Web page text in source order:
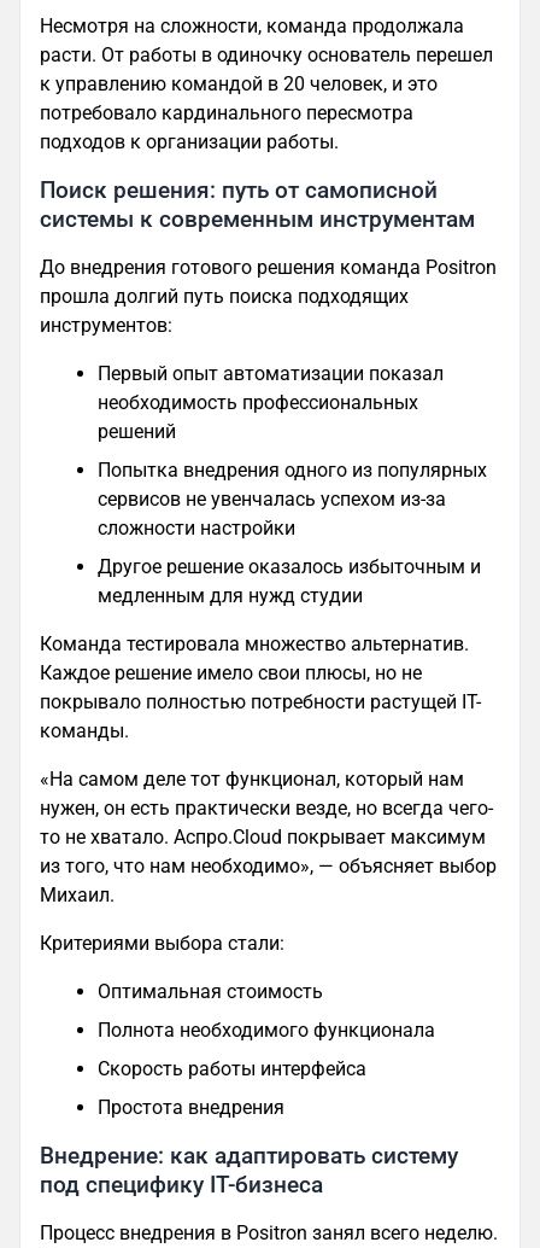
Несмотря на сложности, команда продолжала
расти. От работы в одиночку основатель перешел
к управлению командой в 20 человек, и это
потребовало кардинального пересмотра
подходов к организации работы.
Поиск решения: путь от самописной
системы к современным инструментам
До внедрения готового решения команда Positron
прошла долгий путь поиска подходящих
инструментов:
Первый опыт автоматизации показал
необходимость профессиональных
решений
Попытка внедрения одного из популярных
сервисов не увенчалась успехом из-за
сложности настройки
Другое решение оказалось избыточным и
медленным для нужд студии
Команда тестировала множество альтернатив.
Каждое решение имело свои плюсы, но не
покрывало полностью потребности растущей IT-
команды.
«На самом деле тот функционал, который нам
нужен, он есть практически везде, но всегда чего-
то не хватало. Аспро.Cloud покрывает максимум
из того, что нам необходимо», — объясняет выбор
Михаил.
Критериями выбора стали:
Оптимальная стоимость
Полнота необходимого функционала
Скорость работы интерфейса
Простота внедрения
Внедрение: как адаптировать систему
под специфику IT-бизнеса
Процесс внедрения в Positron занял всего неделю.